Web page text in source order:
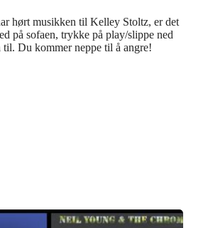
hørt musikken til Kelley Stoltz, er det
på sofaen, trykke på play/slippe ned
til. Du kommer neppe til å angre!